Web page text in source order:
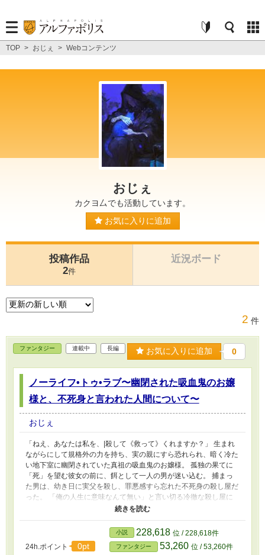
TOP > おじぇ > Webコンテンツ
おじぇ
カクヨ厶でも活動しています。
お気に入りに追加
投稿作品
2件
近況ボード
2 件
ファンタジー 連載中 長編 お気に入りに追加 0
ノーライフ•トゥ•ラブ〜幽閉された吸血鬼のお嬢
様と、不死身と言われた人間について〜
おじぇ
「ねえ、あなたは私を、|殺して《救って》くれますか？」 生まれ
ながらにして規格外の力を持ち、実の親にすら恐れられ、暗く冷た
い地下室に幽閉されていた真祖の吸血鬼のお嬢様。 孤独の果てに
「死」を望む彼女の前に、餌として一人の男が迷い込む。 捕まっ
た男は、幼き日に実父を殺し、罪悪感すら忘れた不死身の殺し屋だ
った。 「俺の人生に意味なんて無い」と言い切る冷徹な殺し屋に
対し、お嬢様が持ちかけたのは、あまりにも奇妙で無邪気な『契
消化するため、そしていつか訪れる「至高の殺害」を果たすため。
死なない男と、死ねない少女の、世界を敵に回す凄惨で美しい逃避
行が始まる。 ――そんな、いずれ、世界にとっての脅威となる存
24h.ポイント 0pt
小説 228,618 位 / 228,618件
ファンタジー 53,260 位 / 53,260件